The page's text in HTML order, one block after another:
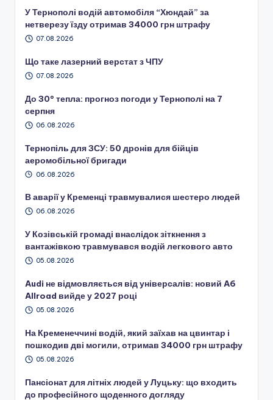
У Тернополі водій автомобіля “Хюндай” за
нетверезу їзду отримав 34000 грн штрафу
07.08.2026
Що таке лазерний верстат з ЧПУ
07.08.2026
До 30° тепла: прогноз погоди у Тернополі на 7
серпня
06.08.2026
Тернопіль для ЗСУ: 50 дронів для бійців
аеромобільної бригади
06.08.2026
В аварії у Кременці травмувалися шестеро людей
06.08.2026
У Козівській громаді внаслідок зіткнення з
вантажівкою травмувався водій легкового авто
05.08.2026
Audi не відмовляється від універсалів: новий A6
Allroad вийде у 2027 році
05.08.2026
На Кременеччині водій, який заїхав на цвинтар і
пошкодив дві могили, отримав 34000 грн штрафу
05.08.2026
Пансіонат для літніх людей у Луцьку: що входить
до професійного щоденного догляду